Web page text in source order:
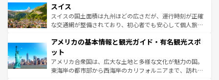
を参照してほしい。
は、お酒好きな人にはぜひ体験してほしい。 なお、新着の
ドイツ情報はコンテンツ一覧を参照してほしい。
リアごとに異なる魅力がある。また、優雅なアフタヌーン
ティー、ビール好きにはたまらない英国パブ、サッカー観
戦など、本場だからこそできる体験も豊富。イギリスを旅
ンツ一覧を参照してほしい。
スイス
スイスの国土面積は九州ほどの広さだが、運行時刻が正確
な交通網が整備されており、初心者でも安心して個人旅行
の建物がそのまま残る町や、スイスならではのユニークな
博物館もあり、アルプス観光だけでなく町歩きも満喫する
ことができる。国民の所得が高いため物価も高いが、旅行
者向けの交通パス提供のサービスもあり、うまく活用すれ
アメリカの基本情報と観光ガイド・有名観光スポ
ット
アメリカ合衆国は、広大な土地と多様な文化が魅力の国。
東海岸の都市部から西海岸のカリフォルニアまで、訪れる